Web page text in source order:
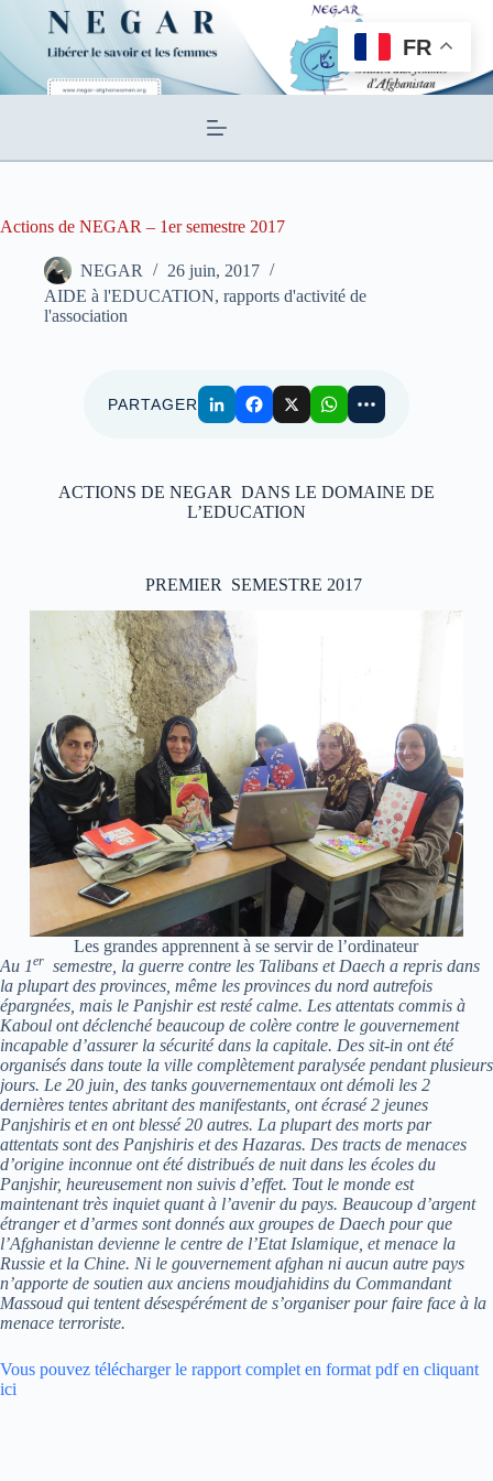
contenu
Actions de NEGAR – 1er semestre 2017
NEGAR
26 juin, 2017
AIDE à l'EDUCATION, rapports d'activité de
l'association
PARTAGER
ACTIONS DE NEGAR DANS LE DOMAINE DE
L’EDUCATION
PREMIER SEMESTRE 2017
Les grandes apprennent à se servir de l’ordinateur
Au 1er semestre, la guerre contre les Talibans et Daech a repris dans
la plupart des provinces, même les provinces du nord autrefois
épargnées, mais le Panjshir est resté calme. Les attentats commis à
Kaboul ont déclenché beaucoup de colère contre le gouvernement
incapable d’assurer la sécurité dans la capitale. Des sit-in ont été
organisés dans toute la ville complètement paralysée pendant plusieurs
jours. Le 20 juin, des tanks gouvernementaux ont démoli les 2
dernières tentes abritant des manifestants, ont écrasé 2 jeunes
Panjshiris et en ont blessé 20 autres. La plupart des morts par
attentats sont des Panjshiris et des Hazaras. Des tracts de menaces
d’origine inconnue ont été distribués de nuit dans les écoles du
Panjshir, heureusement non suivis d’effet. Tout le monde est
maintenant très inquiet quant à l’avenir du pays. Beaucoup d’argent
étranger et d’armes sont donnés aux groupes de Daech pour que
l’Afghanistan devienne le centre de l’Etat Islamique, et menace la
Russie et la Chine. Ni le gouvernement afghan ni aucun autre pays
n’apporte de soutien aux anciens moudjahidins du Commandant
Massoud qui tentent désespérément de s’organiser pour faire face à la
menace terroriste.
Vous pouvez télécharger le rapport complet en format pdf en cliquant
ici
FR